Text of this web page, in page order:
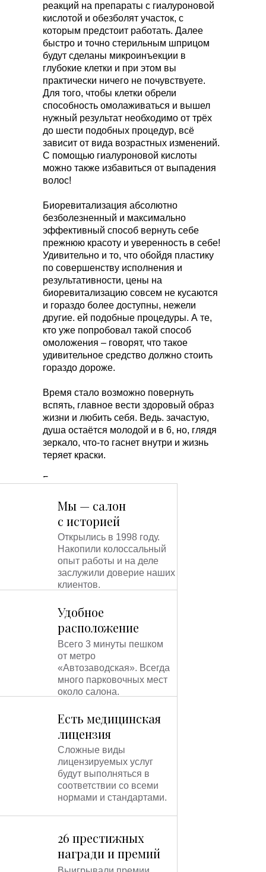
реакций на препараты с гиалуроновой
кислотой и обезболят участок, с
которым предстоит работать. Далее
быстро и точно стерильным шприцом
будут сделаны микроинъекции в
глубокие клетки и при этом вы
практически ничего не почувствуете.
Для того, чтобы клетки обрели
способность омолаживаться и вышел
нужный результат необходимо от трёх
до шести подобных процедур, всё
зависит от вида возрастных изменений.
С помощью гиалуроновой кислоты
можно также избавиться от выпадения
волос!
Биоревитализация абсолютно
безболезненный и максимально
эффективный способ вернуть себе
прежнюю красоту и уверенность в себе!
Удивительно и то, что обойдя пластику
по совершенству исполнения и
результативности, цены на
биоревитализацию совсем не кусаются
и гораздо более доступны, нежели
другие. ей подобные процедуры. А те,
кто уже попробовал такой способ
омоложения – говорят, что такое
удивительное средство должно стоить
гораздо дороже.
Время стало возможно повернуть
вспять, главное вести здоровый образ
жизни и любить себя. Ведь. зачастую,
душа остаётся молодой и в 6, но, глядя
зеркало, что-то гаснет внутри и жизнь
теряет краски.
Биоревитализация возвращает желание
достигать новых целей и
путешествовать, помогает полюбить
себя и влюбить в себя!
Вернётся искорка в глазах, задорный
смех и плавная походка, будто и нет её,
старости. вовсе!
Биоревитализация - это дверь в
счастливое будущее – не бойтесь
перемен, просто откройте её, и
убедитесь сами!
Мы — салон
с историей
Открылись в 1998 году.
Накопили колоссальный
опыт работы и на деле
заслужили доверие наших
клиентов.
Удобное
расположение
Всего 3 минуты пешком
от метро
«Автозаводская». Всегда
много парковочных мест
около салона.
Есть медицинская
лицензия
Сложные виды
лицензируемых услуг
будут выполняться в
соответствии со всеми
нормами и стандартами.
26 престижных
награди и премий